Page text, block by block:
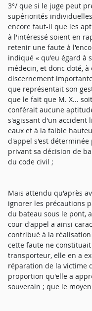
3°/ que si le juge peut
supériorités
encore faut-il que les
à l'intéressé soient en
retenir une faute à
indiqué « qu'eu égard à
médecin, et donc doté,
discernement
que représentait son
que le fait que M. X...
conférait aucune
s'agissant d'un accident
eaux et à la faible
d'appel s'est
privant sa décision de
du code civil ;
Mais attendu qu'après
ignorer les précautions
du bateau sous le pont,
cour d'appel a ainsi
contribué à la
cette faute ne
transporteur, elle en a
réparation de la victime
proportion qu'elle a
souverain ; que le